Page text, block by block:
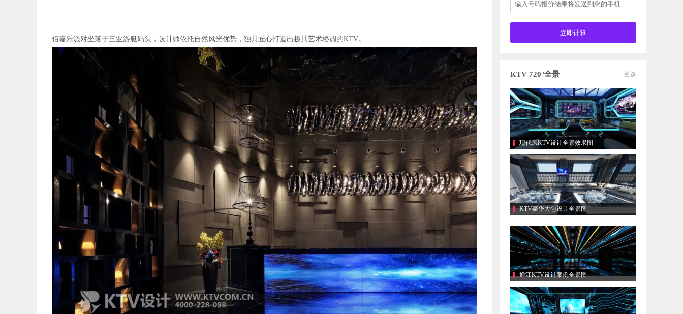
佰嘉乐派对坐落于三亚游艇码头，设计师依托自然风光优势，独具匠心打造出极具艺术格调的KTV。
更多
KTV 720°全景
现代风KTV设计全景效果图
KTV豪华大包设计全景图
通江KTV设计案例全景图